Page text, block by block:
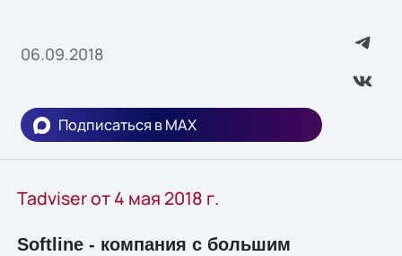
06.09.2018
Подписаться в MAX
Tadviser от 4 мая 2018 г.
Softline - компания с большим